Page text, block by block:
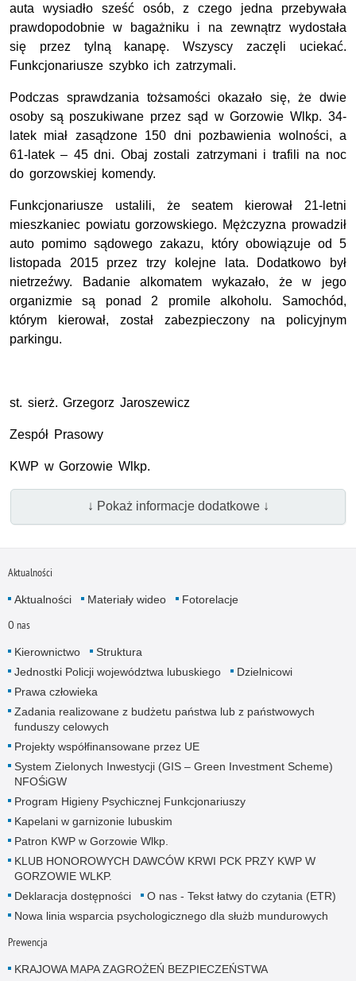
auta wysiadło sześć osób, z czego jedna przebywała
prawdopodobnie w bagażniku i na zewnątrz wydostała
się przez tylną kanapę. Wszyscy zaczęli uciekać.
Funkcjonariusze szybko ich zatrzymali.
Podczas sprawdzania tożsamości okazało się, że dwie
osoby są poszukiwane przez sąd w Gorzowie Wlkp. 34-
latek miał zasądzone 150 dni pozbawienia wolności, a
61-latek – 45 dni. Obaj zostali zatrzymani i trafili na noc
do gorzowskiej komendy.
Funkcjonariusze ustalili, że seatem kierował 21-letni
mieszkaniec powiatu gorzowskiego. Mężczyzna prowadził
auto pomimo sądowego zakazu, który obowiązuje od 5
listopada 2015 przez trzy kolejne lata. Dodatkowo był
nietrzeźwy. Badanie alkomatem wykazało, że w jego
organizmie są ponad 2 promile alkoholu. Samochód,
którym kierował, został zabezpieczony na policyjnym
parkingu.
st. sierż. Grzegorz Jaroszewicz
Zespół Prasowy
KWP w Gorzowie Wlkp.
↓ Pokaż informacje dodatkowe ↓
Aktualności
Aktualności Materiały wideo Fotorelacje
O nas
Kierownictwo
Struktura
Jednostki Policji województwa lubuskiego
Dzielnicowi
Prawa człowieka
Zadania realizowane z budżetu państwa lub z państwowych
funduszy celowych
Projekty współfinansowane przez UE
System Zielonych Inwestycji (GIS – Green Investment Scheme)
NFOŚiGW
Program Higieny Psychicznej Funkcjonariuszy
Kapelani w garnizonie lubuskim
Patron KWP w Gorzowie Wlkp.
KLUB HONOROWYCH DAWCÓW KRWI PCK PRZY KWP W
GORZOWIE WLKP.
Deklaracja dostępności
O nas - Tekst łatwy do czytania (ETR)
Nowa linia wsparcia psychologicznego dla służb mundurowych
Prewencja
KRAJOWA MAPA ZAGROŻEŃ BEZPIECZEŃSTWA